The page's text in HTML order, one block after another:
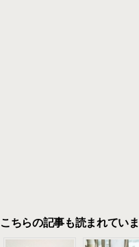
こちらの記事も読まれてい